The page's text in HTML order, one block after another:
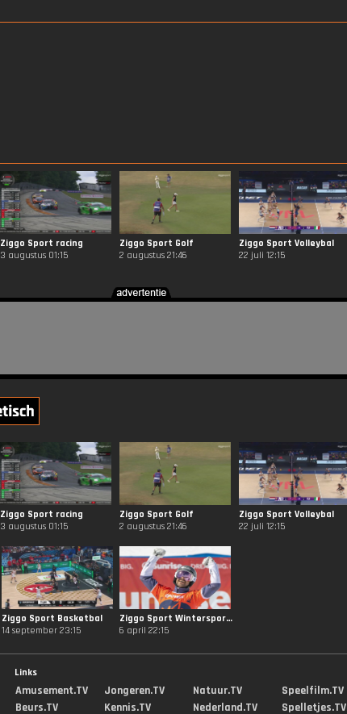
Ziggo Sport racing
3 augustus 01:15
Ziggo Sport Golf
2 augustus 21:46
Ziggo Sport Volleybal
22 juli 12:15
Ziggo Sport racing
3 augustus 01:15
Ziggo Sport Golf
2 augustus 21:46
Ziggo Sport Volleybal
22 juli 12:15
Ziggo Sport Basketbal
14 september 23:15
Ziggo Sport Wintersporten
6 april 22:15
Links
Amusement.TV
Beurs.TV
Jongeren.TV
Kennis.TV
Natuur.TV
Nederland.TV
Speelfilm.TV
Spelletjes.TV